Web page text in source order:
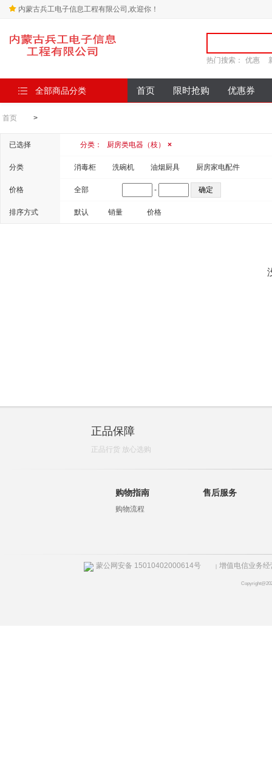
内蒙古兵工电子信息工程有限公司,欢迎你！
热门搜索： 优惠
全部商品分类 首页 限时抢购 优惠券
首页 >
已选择 分类： 厨房类电器（枝） ×
分类 消毒柜 洗碗机 油烟厨具 厨房家电配件
价格 全部 -
排序方式 默认 销量 价格
正品保障
正品行货 放心选购
购物指南
购物流程
售后服务
蒙公网安备 15010402000614号 | 增值电信业务